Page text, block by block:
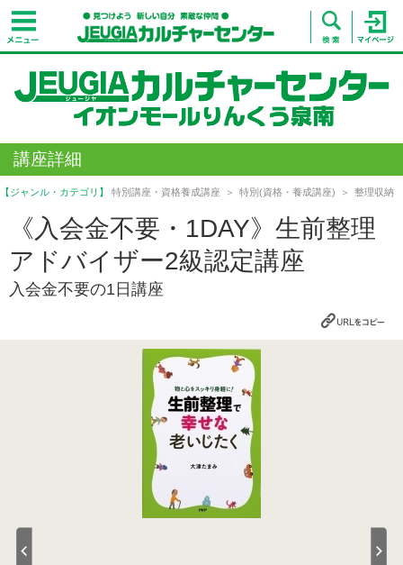
講座詳細
【ジャンル・カテゴリ】 特別講座・資格養成講座 特別(資格・養成講座) 整理収納
《入会金不要・1DAY》生前整理
アドバイザー2級認定講座
入会金不要の1日講座